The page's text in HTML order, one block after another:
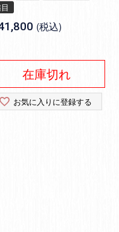
税込
在庫切れ
お気に入りに登録する